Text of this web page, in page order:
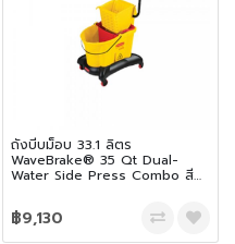
ถังบีบม็อบ 33.1 ลิตร
WaveBrake® 35 Qt Dual-
Water Side Press Combo สี
฿9,130